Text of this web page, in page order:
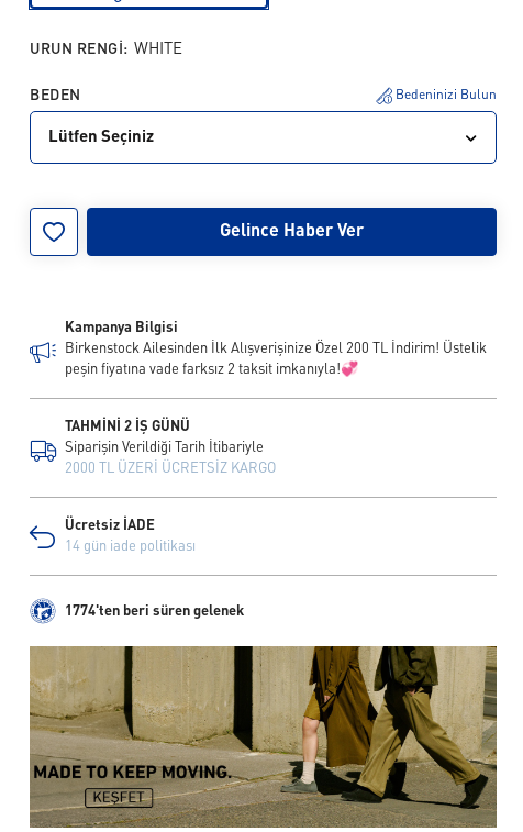
URUN RENGI: WHITE
BEDEN Bedeninizi Bulun
Lütfen Seçiniz
Gelince Haber Ver
Kampanya Bilgisi
Birkenstock Ailesinden İlk Alışverişinize Özel 200 TL İndirim! Üstelik
peşin fiyatına vade farksız 2 taksit imkanıyla!💞
TAHMİNİ 2 İŞ GÜNÜ
Siparişin Verildiği Tarih İtibariyle
2000 TL ÜZERİ ÜCRETSİZ KARGO
Ücretsiz İADE
14 gün iade politikası
1774'ten beri süren gelenek